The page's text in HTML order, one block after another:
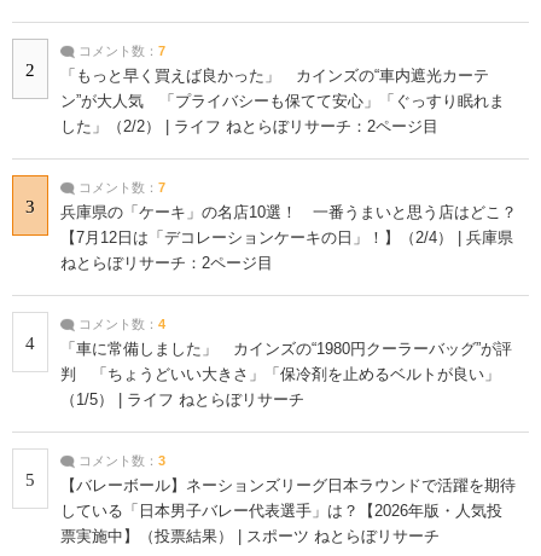
2
コメント数： 7
「もっと早く買えば良かった」 カインズの“車内遮光カーテ
ン”が大人気 「プライバシーも保てて安心」「ぐっすり眠れま
した」（2/2） | ライフ ねとらぼリサーチ：2ページ目
3
コメント数： 7
兵庫県の「ケーキ」の名店10選！ 一番うまいと思う店はどこ？
【7月12日は「デコレーションケーキの日」！】（2/4） | 兵庫県
ねとらぼリサーチ：2ページ目
4
コメント数： 4
「車に常備しました」 カインズの“1980円クーラーバッグ”が評
判 「ちょうどいい大きさ」「保冷剤を止めるベルトが良い」
（1/5） | ライフ ねとらぼリサーチ
5
コメント数： 3
【バレーボール】ネーションズリーグ日本ラウンドで活躍を期待
している「日本男子バレー代表選手」は？【2026年版・人気投
票実施中】（投票結果） | スポーツ ねとらぼリサーチ